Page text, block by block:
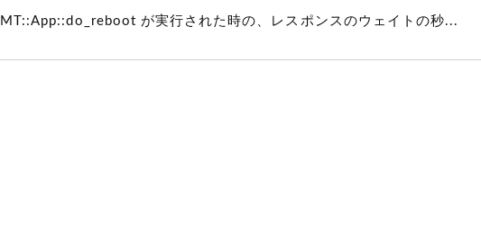
MT::App::do_reboot が実行された時の、レスポンスのウェイトの秒...